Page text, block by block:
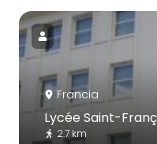
Francia
Lycée Saint-
2.7 km